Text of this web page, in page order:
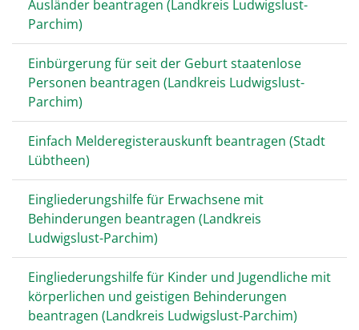
Ausländer beantragen (Landkreis Ludwigslust-
Parchim)
Einbürgerung für seit der Geburt staatenlose
Personen beantragen (Landkreis Ludwigslust-
Parchim)
Einfach Melderegisterauskunft beantragen (Stadt
Lübtheen)
Eingliederungshilfe für Erwachsene mit
Behinderungen beantragen (Landkreis
Ludwigslust-Parchim)
Eingliederungshilfe für Kinder und Jugendliche mit
körperlichen und geistigen Behinderungen
beantragen (Landkreis Ludwigslust-Parchim)